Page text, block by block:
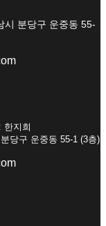
시 분당구 운중동 55-
한지희
당구 운중동 55-1 (3층)